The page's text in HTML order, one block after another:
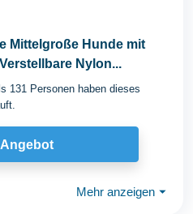
Mittelgroße Hunde mit
Nylon...
131 Personen haben dieses
Mehr anzeigen ⏷